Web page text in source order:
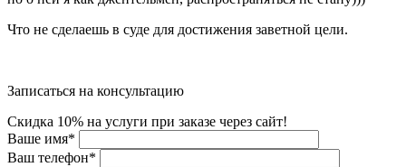
Что не сделаешь в суде для достижения заветной цели.
Записаться на консультацию
Скидка 10% на услуги при заказе через сайт!
Ваше имя*
Ваш телефон*